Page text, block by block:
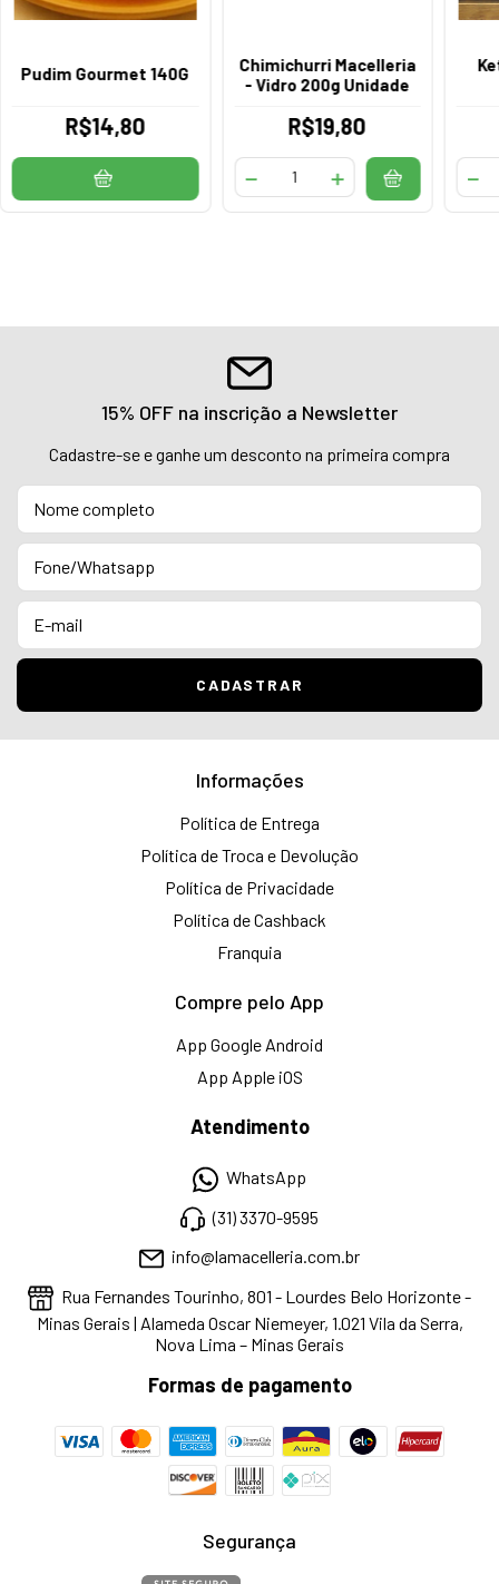
Pudim Gourmet 140G
R$14,80
Chimichurri Macelleria
- Vidro 200g Unidade
R$19,80
15% OFF na inscrição a Newsletter
Cadastre-se e ganhe um desconto na primeira compra
Informações
Política de Entrega
Política de Troca e Devolução
Política de Privacidade
Política de Cashback
Franquia
Compre pelo App
App Google Android
App Apple iOS
Atendimento
WhatsApp
(31) 3370-9595
info@lamacelleria.com.br
Rua Fernandes Tourinho, 801 - Lourdes Belo Horizonte -
Minas Gerais | Alameda Oscar Niemeyer, 1.021 Vila da Serra,
Nova Lima – Minas Gerais
Formas de pagamento
Segurança